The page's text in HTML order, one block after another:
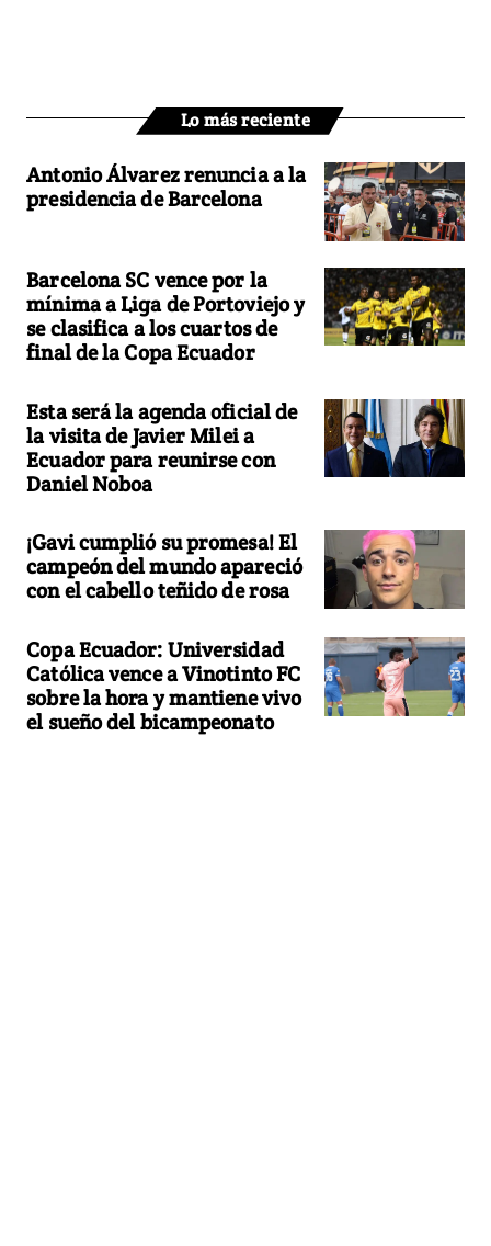
Lo más reciente
Antonio Álvarez renuncia a la
presidencia de Barcelona
Barcelona SC vence por la
mínima a Liga de Portoviejo y
se clasifica a los cuartos de
final de la Copa Ecuador
Esta será la agenda oficial de
la visita de Javier Milei a
Ecuador para reunirse con
Daniel Noboa
¡Gavi cumplió su promesa! El
campeón del mundo apareció
con el cabello teñido de rosa
Copa Ecuador: Universidad
Católica vence a Vinotinto FC
sobre la hora y mantiene vivo
el sueño del bicampeonato